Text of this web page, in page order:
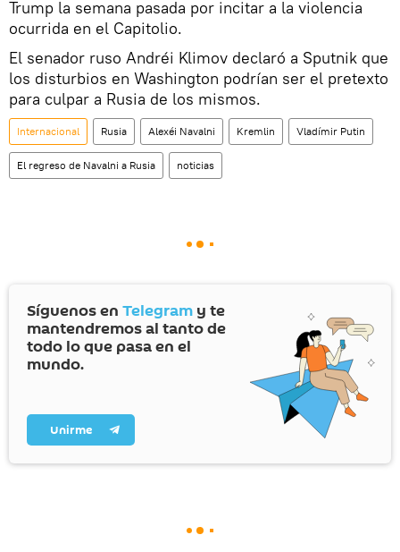
Trump la semana pasada por incitar a la violencia
ocurrida en el Capitolio.
El senador ruso Andréi Klimov declaró a Sputnik que
los disturbios en Washington podrían ser el pretexto
para culpar a Rusia de los mismos.
Internacional Rusia Alexéi Navalni Kremlin Vladímir Putin
El regreso de Navalni a Rusia noticias
Síguenos en Telegram y te
mantendremos al tanto de
todo lo que pasa en el
mundo.
Unirme